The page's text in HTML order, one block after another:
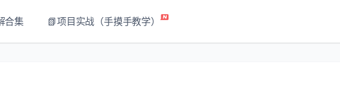
合集 📗项目实战（手摸手教学）